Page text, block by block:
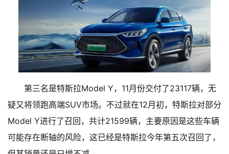
第三名是特斯拉Model Y，11月份交付了23117辆，无
疑又将领跑高端SUV市场。不过就在12月初，特斯拉对部分
Model Y进行了召回，共计21599辆，主要原因是这些车辆
可能存在断轴的风险，这已经是特斯拉今年第五次召回了，